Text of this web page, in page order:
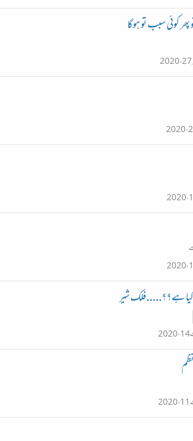
کوئی سبب تو ہوگا
ہے؟؟.....فلک شیر